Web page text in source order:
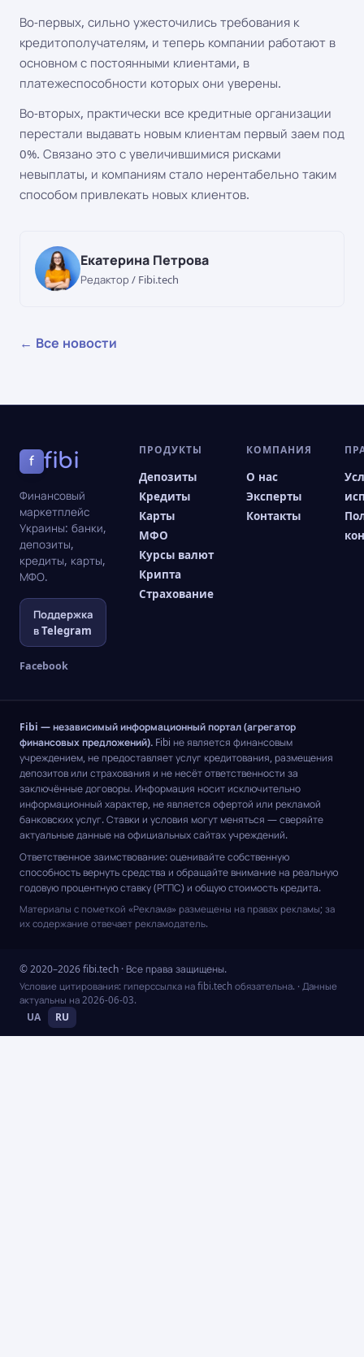
Во-первых, сильно ужесточились требования к
кредитополучателям, и теперь компании работают в
основном с постоянными клиентами, в
платежеспособности которых они уверены.
Во-вторых, практически все кредитные организации
перестали выдавать новым клиентам первый заем под
0%. Связано это с увеличившимися рисками
невыплаты, и компаниям стало нерентабельно таким
способом привлекать новых клиентов.
Екатерина Петрова
Редактор / Fibi.tech
← Все новости
f fibi
Финансовый
маркетплейс
Украины: банки,
депозиты,
кредиты, карты,
МФО.
Поддержка
в Telegram
Facebook
ПРОДУКТЫ
Депозиты
Кредиты
Карты
МФО
Курсы валют
Крипта
Страхование
КОМПАНИЯ
О нас
Эксперты
Контакты
Fibi — независимый информационный портал (агрегатор
финансовых предложений). Fibi не является финансовым
учреждением, не предоставляет услуг кредитования, размещения
депозитов или страхования и не несёт ответственности за
заключённые договоры. Информация носит исключительно
информационный характер, не является офертой или рекламой
банковских услуг. Ставки и условия могут меняться — сверяйте
актуальные данные на официальных сайтах учреждений.
Ответственное заимствование: оценивайте собственную
способность вернуть средства и обращайте внимание на реальную
годовую процентную ставку (РГПС) и общую стоимость кредита.
Материалы с пометкой «Реклама» размещены на правах рекламы; за
их содержание отвечает рекламодатель.
© 2020–2026 fibi.tech · Все права защищены.
Условие цитирования: гиперссылка на fibi.tech обязательна. · Данные
актуальны на 2026-06-03.
UA RU